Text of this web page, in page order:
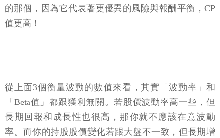
的那個，因為它代表著更優異的風險與報酬平衡，CP
值更高！
從上面3個衡量波動的數值來看，其實「波動率」和
「Beta值」都跟獲利無關。若股價波動率高一些，但
長期回報和成長性也很高，那你就不應該在意波動
率。而你的持股股價變化若跟大盤不一致，但長期增